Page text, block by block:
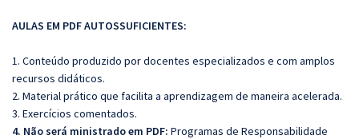
AULAS EM PDF AUTOSSUFICIENTES:
1. Conteúdo produzido por docentes especializados e com amplos
recursos didáticos.
2. Material prático que facilita a aprendizagem de maneira acelerada.
3. Exercícios comentados.
4. Não será ministrado em PDF: Programas de Responsabilidade